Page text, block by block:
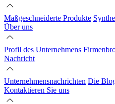
Maßgeschneiderte Produkte
Über uns
Profil des Unternehmens
Nachricht
Unternehmensnachrichten Die
Kontaktieren Sie uns